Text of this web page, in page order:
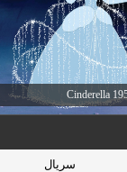
سریال